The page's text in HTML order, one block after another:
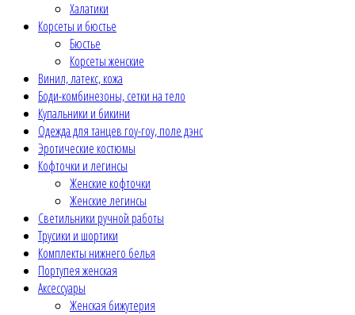
Халатики
Корсеты и бюстье
Бюстье
Корсеты женские
Винил, латекс, кожа
Боди-комбинезоны, сетки на тело
Купальники и бикини
Одежда для танцев гоу-гоу, поле дэнс
Эротические костюмы
Кофточки и легинсы
Женские кофточки
Женские легинсы
Светильники ручной работы
Трусики и шортики
Комплекты нижнего белья
Портупея женская
Аксессуары
Женская бижутерия